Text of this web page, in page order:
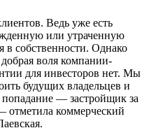
Ведь уже есть
или утраченную
в собственности. Однако
воля компании-
для инвесторов нет. Мы
будущих владельцев и
попадание — застройщик за
отметила коммерческий